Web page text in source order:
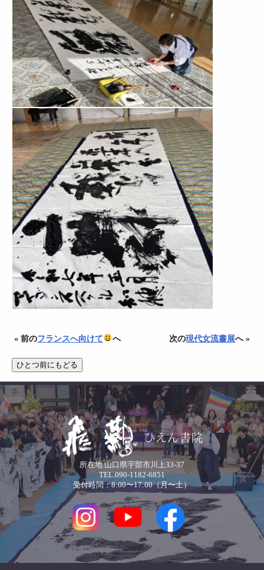
« 前のフランスへ向けて へ 次の現代女流書展へ »
所在地 山口県宇部市川上33-37
TEL.090-1182-6851
受付時間：8:00〜17:00（月〜土）